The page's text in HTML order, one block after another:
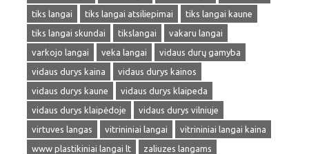
tiks langai
tiks langai atsiliepimai
tiks langai kaune
tiks langai skundai
tikslangai
vakaru langai
varkojo langai
veka langai
vidaus durų gamyba
vidaus durys kaina
vidaus durys kainos
vidaus durys kaune
vidaus durys klaipeda
vidaus durys klaipėdoje
vidaus durys vilniuje
virtuves langas
vitrininiai langai
vitrininiai langai kaina
www plastikiniai langai lt
zaliuzes langams